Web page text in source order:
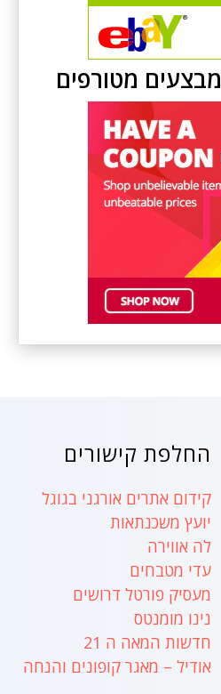
מטורפים
החלפת קישורים
קידום אתרים אורגני בגוגל
יועץ משכנתאות
לה אווירה
עדי מטבחים
מעסיק פורטל דרושים
נינו מומנטס
חדשות המאה ה 21
אודיל – מאגר קופונים והנחה